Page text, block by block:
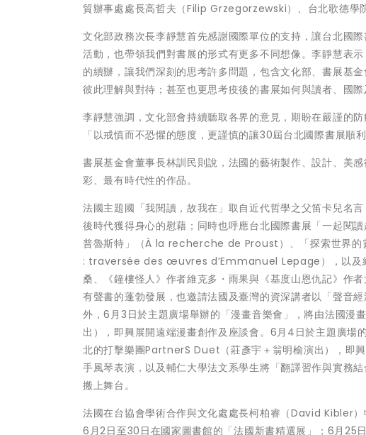
貿辦事處處長高哲夫（Filip Grzegorzewski）、台北歌德學
文化部政務次長李靜慧首先感謝國際單位的支持，讓台北國
活動，也帶領我們對書展的形式有更多不同想像。李靜慧表
的續辦，讓我們深刻的思考許多問題，包含文化部、書展基
彼此理解與對待；甚至也更思考疫後的書展如何與讀者、國際
李靜慧強調，文化部會持續聽取各界的意見，期盼在嚴謹的
「以戒慎而不恐懼的態度，更謹慎的讓30屆台北國際書展順利
書展基金會董事長林訓民則說，法國的藝術製作、設計、美
彩、最有時代性的作品。
法國主題國「我閱讀，故我在」取自近代哲學之父笛卡兒名
後時代獲得身心的慰藉；同時也呼應台北國際書展「一起閱
普魯斯特」（À la recherche de Proust）、「探索世界的
: traversée des œuvres d’Emmanuel Lepage），以及經
桑、《鐘樓怪人》作者維克多・雨果與《基度山恩仇記》作
有聲書的蓬勃發展，也邀請法國及臺灣的資深講者以「聲音
外，6月3日於主題廣場舉辦的「漫畫音樂會」，將由法國
出），即興展開遠端漫畫創作及座談會。6月4日於主題廣
北的打擊樂團PartnerS Duet（莊彥宇＋翁明榆演出），即
手風琴表演，以及輔仁大學法文系學生將「翻譯習作與實務
搬上舞台。
法國在台協會學術合作與文化處處長柯柏睿（David Kibler
6月2日至30日在國家圖書館的「法國新書精選展」；6月25